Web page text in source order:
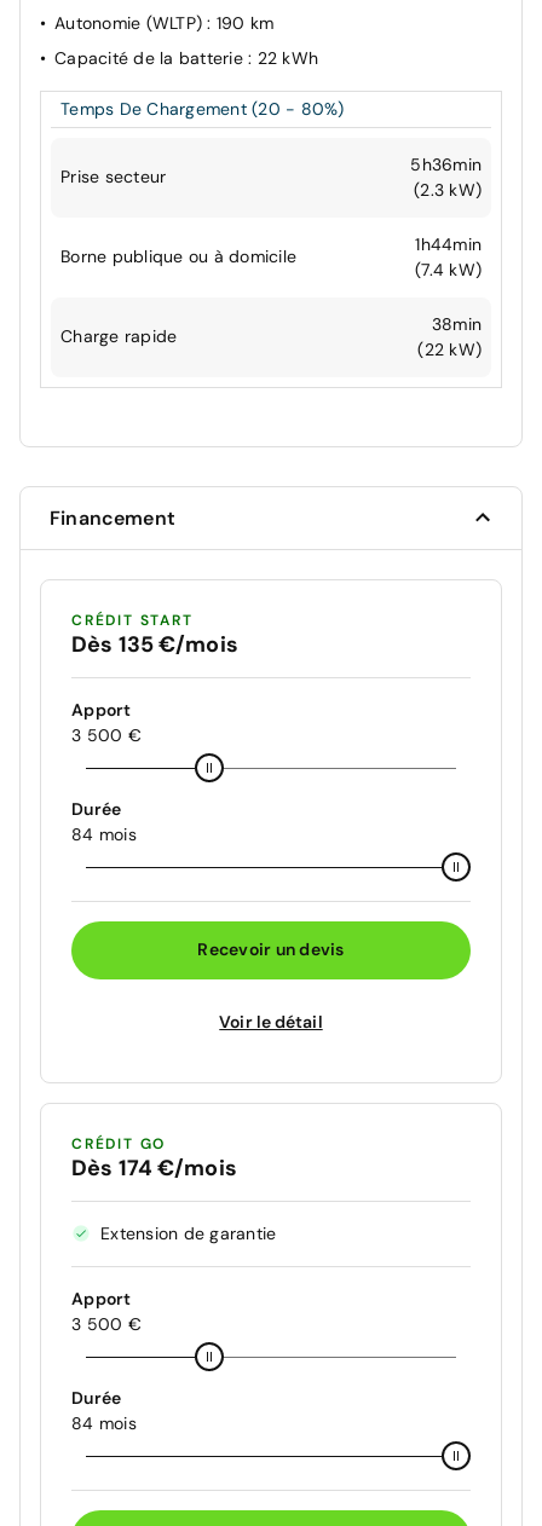
Autonomie (WLTP): 190 km
Capacité de la batterie : 22 kWh
Temps De Chargement (20 - 80%)
Prise secteur
5h36min
(2.3 kW)
Borne publique ou à domicile
1h44min
(7.4 kW)
Charge rapide
38min
(22 kW)
Financement
CRÉDIT START
Dès 135 €/mois
Apport
3 500 €
Durée
84 mois
Recevoir un devis
Voir le détail
CRÉDIT GO
Dès 174 €/mois
Extension de garantie
Apport
3 500 €
Durée
84 mois